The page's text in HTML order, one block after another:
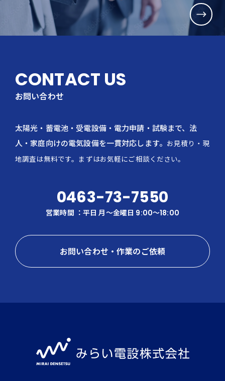
CONTACT US
お問い合わせ
太陽光・蓄電池・受電設備・電力申請・試験まで、法
人・家庭向けの電気設備を一貫対応します。 お見積り・現
地調査は無料です。まずはお気軽にご相談ください。
0463-73-7550
営業時間 ：平日 月〜金曜日 9:00～18:00
お問い合わせ・作業のご依頼